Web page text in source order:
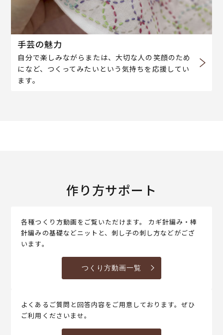
手芸の魅力
自分で楽しみながらまたは、大切な人の笑顔のため
になど、つくってみたいという気持ちを応援してい
ます。
作り方サポート
各種つくり方動画をご覧いただけます。 カギ針編み・棒
針編みの基礎などニットと、刺し子の刺し方などがござ
います。
つくり方動画一覧
よくあるご質問と回答内容をご用意しております。ぜひ
ご利用くださいませ。